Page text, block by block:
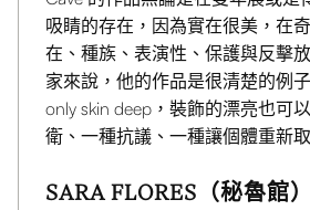
吸睛的存在，因為實在很美，在
在、種族、表演性、保護與反擊
家來說，他的作品是很清楚的例
only skin deep，裝飾的漂亮也可
衛、一種抗議、一種讓個體重新
SARA FLORES（秘魯館）